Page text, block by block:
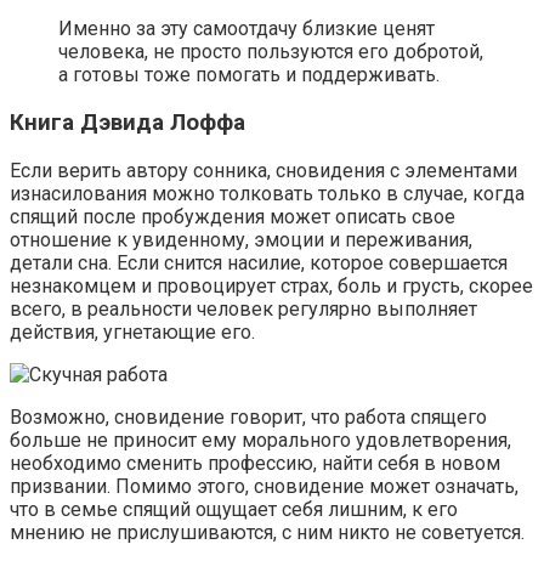
Именно за эту самоотдачу близкие ценят
человека, не просто пользуются его добротой,
а готовы тоже помогать и поддерживать.
Книга Дэвида Лоффа
Если верить автору сонника, сновидения с элементами
изнасилования можно толковать только в случае, когда
спящий после пробуждения может описать свое
отношение к увиденному, эмоции и переживания,
детали сна. Если снится насилие, которое совершается
незнакомцем и провоцирует страх, боль и грусть, скорее
всего, в реальности человек регулярно выполняет
действия, угнетающие его.
Возможно, сновидение говорит, что работа спящего
больше не приносит ему морального удовлетворения,
необходимо сменить профессию, найти себя в новом
призвании. Помимо этого, сновидение может означать,
что в семье спящий ощущает себя лишним, к его
мнению не прислушиваются, с ним никто не советуется.